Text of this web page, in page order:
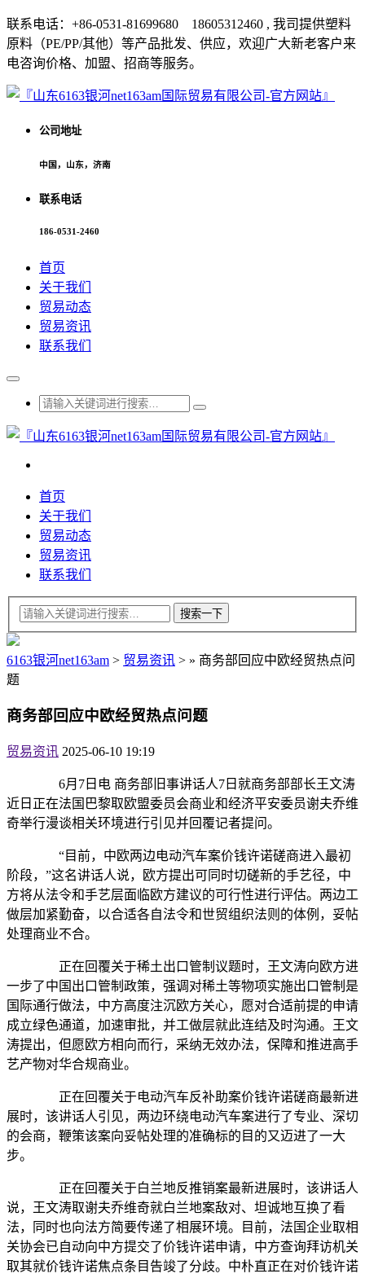
联系电话：+86-0531-81699680 18605312460 , 我司提供塑料
原料（PE/PP/其他）等产品批发、供应，欢迎广大新老客户来
电咨询价格、加盟、招商等服务。
公司地址
中国，山东，济南
联系电话
186-0531-2460
首页
关于我们
贸易动态
贸易资讯
联系我们
首页
关于我们
贸易动态
贸易资讯
联系我们
6163银河net163am > 贸易资讯 > » 商务部回应中欧经贸热点问
题
商务部回应中欧经贸热点问题
贸易资讯 2025-06-10 19:19
6月7日电 商务部旧事讲话人7日就商务部部长王文涛
近日正在法国巴黎取欧盟委员会商业和经济平安委员谢夫乔维
奇举行漫谈相关环境进行引见并回覆记者提问。
“目前，中欧两边电动汽车案价钱许诺磋商进入最初
阶段，”这名讲话人说，欧方提出可同时切磋新的手艺径，中
方将从法令和手艺层面临欧方建议的可行性进行评估。两边工
做层加紧勤奋，以合适各自法令和世贸组织法则的体例，妥帖
处理商业不合。
正在回覆关于稀土出口管制议题时，王文涛向欧方进
一步了中国出口管制政策，强调对稀土等物项实施出口管制是
国际通行做法，中方高度注沉欧方关心，愿对合适前提的申请
成立绿色通道，加速审批，并工做层就此连结及时沟通。王文
涛提出，但愿欧方相向而行，采纳无效办法，保障和推进高手
艺产物对华合规商业。
正在回覆关于电动汽车反补助案价钱许诺磋商最新进
展时，该讲话人引见，两边环绕电动汽车案进行了专业、深切
的会商，鞭策该案向妥帖处理的准确标的目的又迈进了一大
步。
正在回覆关于白兰地反推销案最新进展时，该讲话人
说，王文涛取谢夫乔维奇就白兰地案敌对、坦诚地互换了看
法，同时也向法方简要传递了相展环境。目前，法国企业取相
关协会已自动向中方提交了价钱许诺申请，中方查询拜访机关
取其就价钱许诺焦点条目告竣了分歧。中朴直正在对价钱许诺